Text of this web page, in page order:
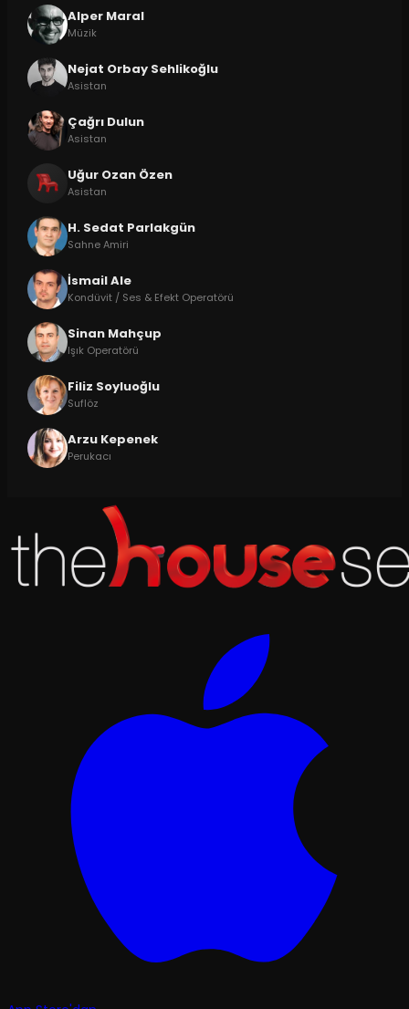
Alper Maral
Müzik
Nejat Orbay Sehlikoğlu
Asistan
Çağrı Dulun
Asistan
Uğur Ozan Özen
Asistan
H. Sedat Parlakgün
Sahne Amiri
İsmail Ale
Kondüvit / Ses & Efekt Operatörü
Sinan Mahçup
Işık Operatörü
Filiz Soyluoğlu
Suflöz
Arzu Kepenek
Perukacı